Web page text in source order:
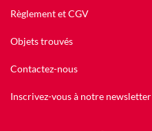
Règlement et CGV
Objets trouvés
Contactez-nous
Inscrivez-vous à notre newsletter